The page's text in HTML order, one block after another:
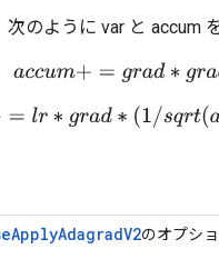
のように var と accum
accum += grad∗grad
var −=l r∗ grad∗(1 /s qrt(accu
ApplyAdagradV2のオプシ